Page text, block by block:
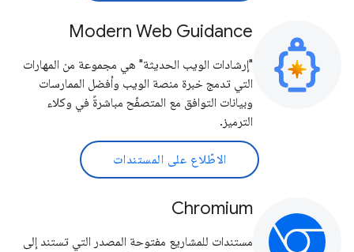
Modern Web Guidance
"إرشادات الويب الحديثة" هي مجموعة من المهارات
التي تدمج خبرة منصة الويب وأفضل الممارسات
وبيانات التوافق مع المتصفّح مباشرةً في وكلاء
الترميز.
الاطّلاع على المستندات
Chromium
مستندات للمشاريع مفتوحة المصدر التي تستند إلى